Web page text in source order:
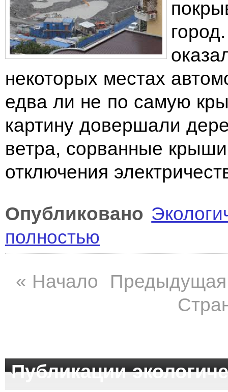
некоторых местах
едва ли не по самую
картину довершали
ветра, сорванные
отключения
Опубликовано
полностью
« Начало
Предыдущая
Публикации